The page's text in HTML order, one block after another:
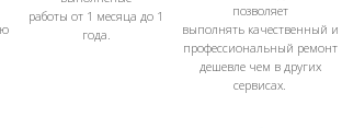
работы от 1 месяца до 1
года.
позволяет
выполнять качественный и
профессиональный ремонт
дешевле чем в других
сервисах.